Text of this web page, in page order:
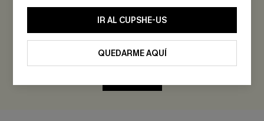
0.0
Sé el Primero en Reseñar
¡Gana más de 30 puntos por cada reseña que dejes!
IR AL CUPSHE-US
QUEDARME AQUÍ